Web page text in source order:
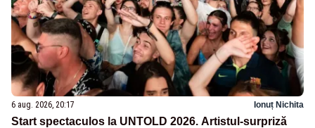
6 aug. 2026, 20:17 Ionuț Nichita
Start spectaculos la UNTOLD 2026. Artistul-surpriză